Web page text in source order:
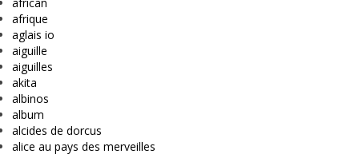
african
afrique
aglais io
aiguille
aiguilles
akita
albinos
album
alcides de dorcus
alice au pays des merveilles